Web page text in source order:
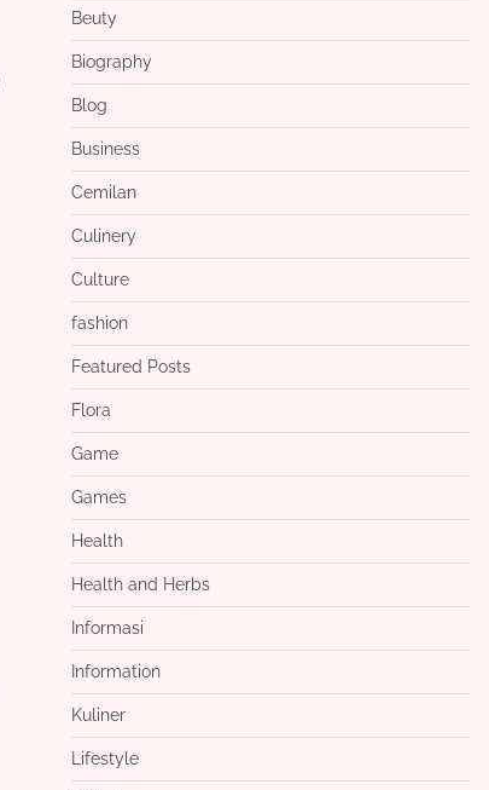
Beuty
Biography
Blog
Business
Cemilan
Culinery
Culture
fashion
Featured Posts
Flora
Game
Games
Health
Health and Herbs
Informasi
Information
Kuliner
Lifestyle